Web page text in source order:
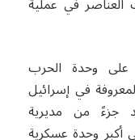
وحدة الحرب
السرية الإسرائيلية 8200، المعروفة في إسرائيل
جزءً من مديرية
أكبر وحدة عسكرية